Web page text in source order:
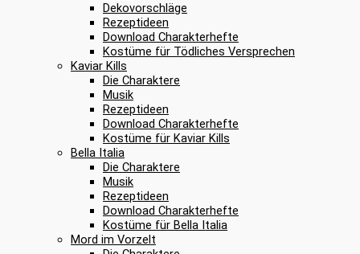
Dekovorschläge
Rezeptideen
Download Charakterhefte
Kostüme für Tödliches Versprechen
Kaviar Kills
Die Charaktere
Musik
Rezeptideen
Download Charakterhefte
Kostüme für Kaviar Kills
Bella Italia
Die Charaktere
Musik
Rezeptideen
Download Charakterhefte
Kostüme für Bella Italia
Mord im Vorzelt